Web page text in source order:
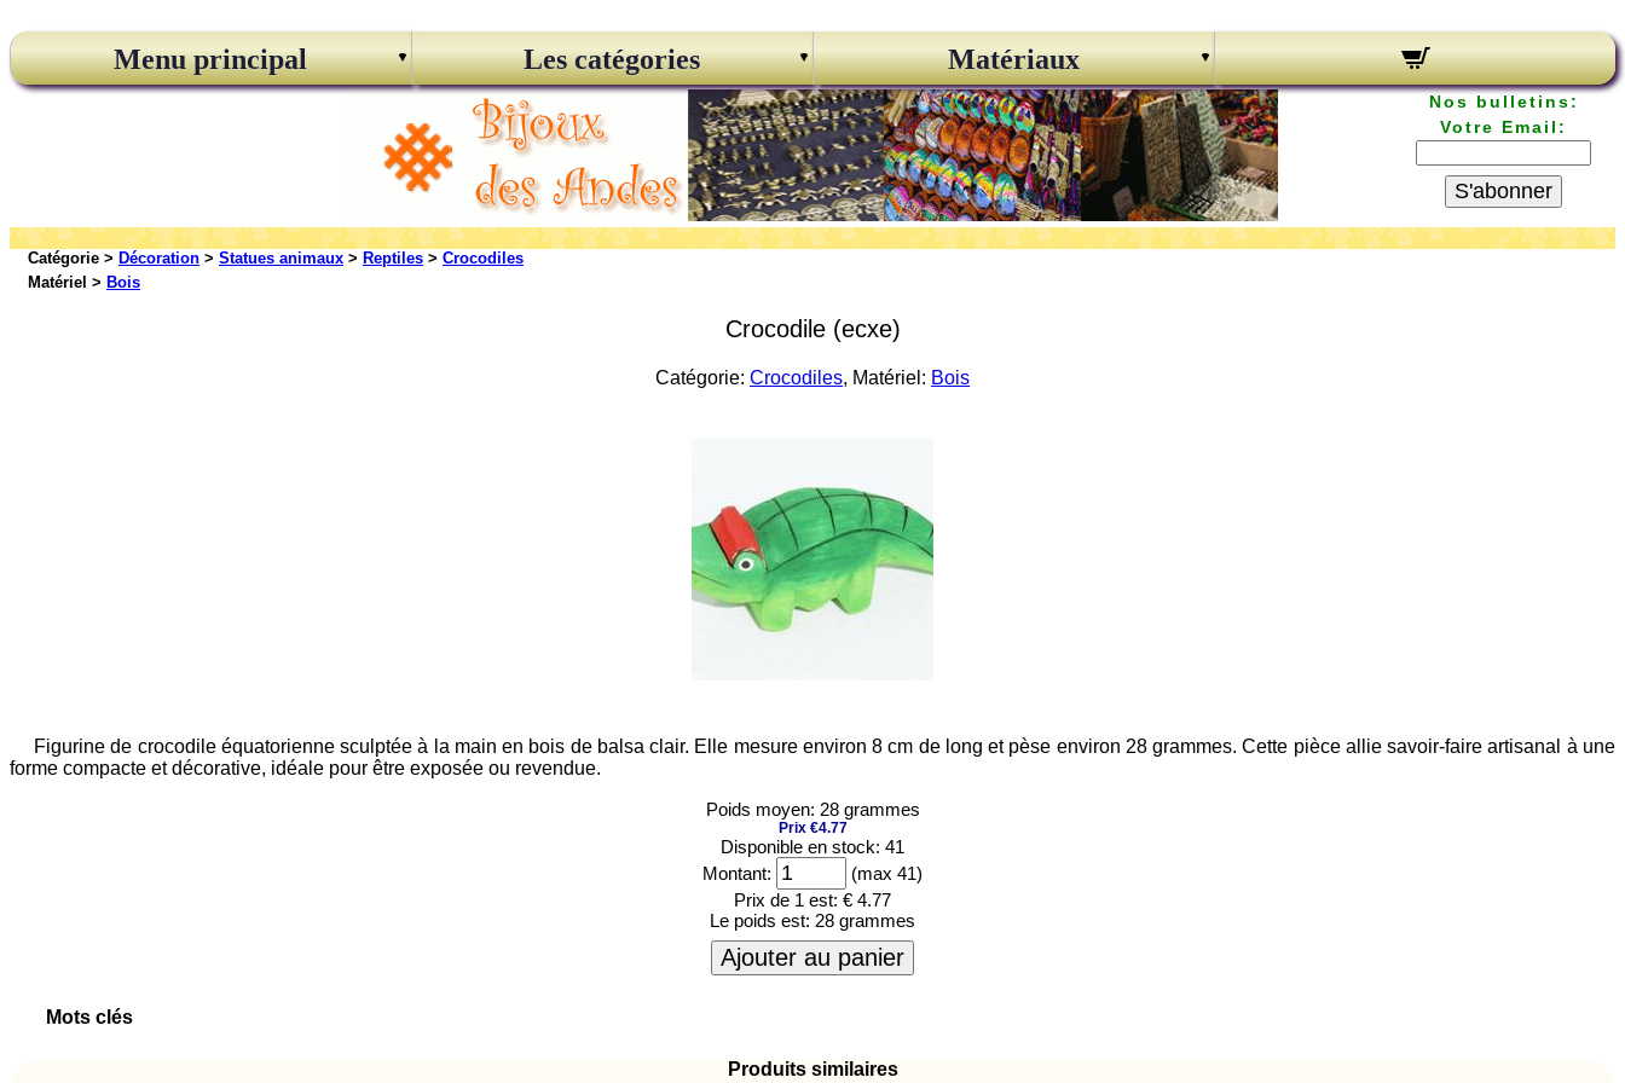
Menu principal Les catégories Matériaux
Nos bulletins:
Votre Email:
S'abonner
Catégorie > Décoration > Statues animaux > Reptiles > Crocodiles
Matériel > Bois
Crocodile (ecxe)
Catégorie: Crocodiles, Matériel: Bois
Figurine de crocodile équatorienne sculptée à la main en bois de balsa clair. Elle mesure environ 8 cm de long et pèse environ 28 grammes. Cette pièce allie savoir-faire artisanal à une
forme compacte et décorative, idéale pour être exposée ou revendue.
Poids moyen: 28 grammes
Prix €4.77
Disponible en stock: 41
Montant:
(max 41)
Prix de 1 est: € 4.77
Le poids est: 28 grammes
Ajouter au panier
Mots clés
Produits similaires